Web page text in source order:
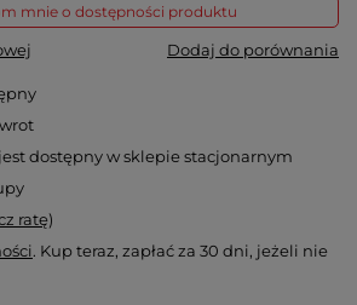
mnie o dostępności produktu
Dodaj do porównania
dostępny w sklepie stacjonarnym
ratę)
. Kup teraz, zapłać za 30 dni, jeżeli nie